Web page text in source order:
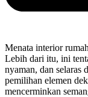
Menata interior
Lebih dari itu, ini
nyaman, dan selaras
pemilihan elemen
mencerminkan